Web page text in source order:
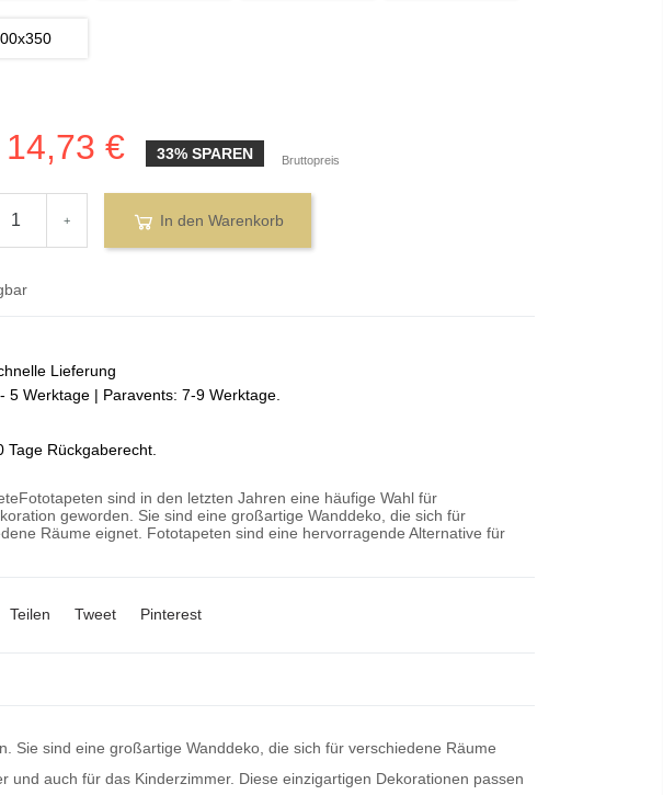
14,73 € 33% SPAREN Bruttopreis
+ In den Warenkorb
Lieferung
5 Werktage | Paravents: 7-9 Werktage.
Tage Rückgaberecht.
sind in den letzten Jahren eine häufige Wahl für
geworden. Sie sind eine großartige Wanddeko, die sich für
Räume eignet. Fototapeten sind eine hervorragende Alternative für
Teilen Tweet Pinterest
Sie sind eine großartige Wanddeko, die sich für verschiedene Räume
auch für das Kinderzimmer. Diese einzigartigen Dekorationen passen